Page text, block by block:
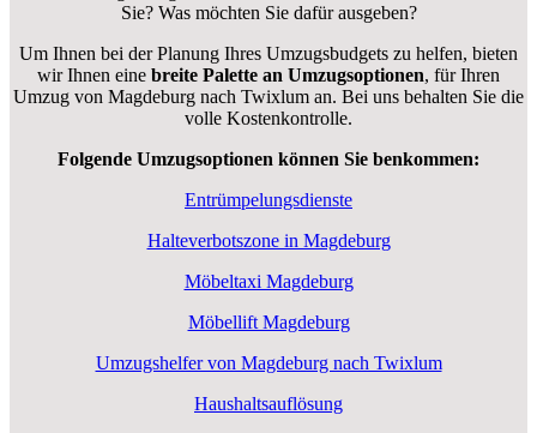
Sie? Was möchten Sie dafür ausgeben?
Um Ihnen bei der Planung Ihres Umzugsbudgets zu helfen, bieten
wir Ihnen eine breite Palette an Umzugsoptionen, für Ihren
Umzug von Magdeburg nach Twixlum an. Bei uns behalten Sie die
volle Kostenkontrolle.
Folgende Umzugsoptionen können Sie benkommen:
Entrümpelungsdienste
Halteverbotszone in Magdeburg
Möbeltaxi Magdeburg
Möbellift Magdeburg
Umzugshelfer von Magdeburg nach Twixlum
Haushaltsauflösung